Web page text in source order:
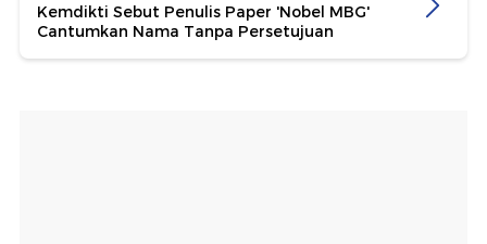
Kemdikti Sebut Penulis Paper 'Nobel MBG'
Cantumkan Nama Tanpa Persetujuan